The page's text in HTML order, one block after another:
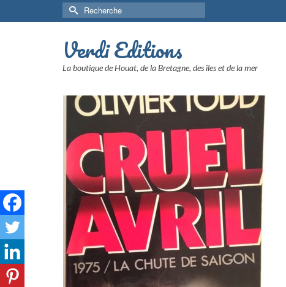
Rechercher :
Verdi Editions
La boutique de Houat, de la Bretagne, des îles et de la mer